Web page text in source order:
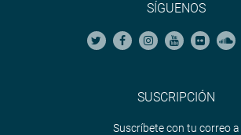
SÍGUENOS
SUSCRIPCIÓN
Suscríbete con tu correo a